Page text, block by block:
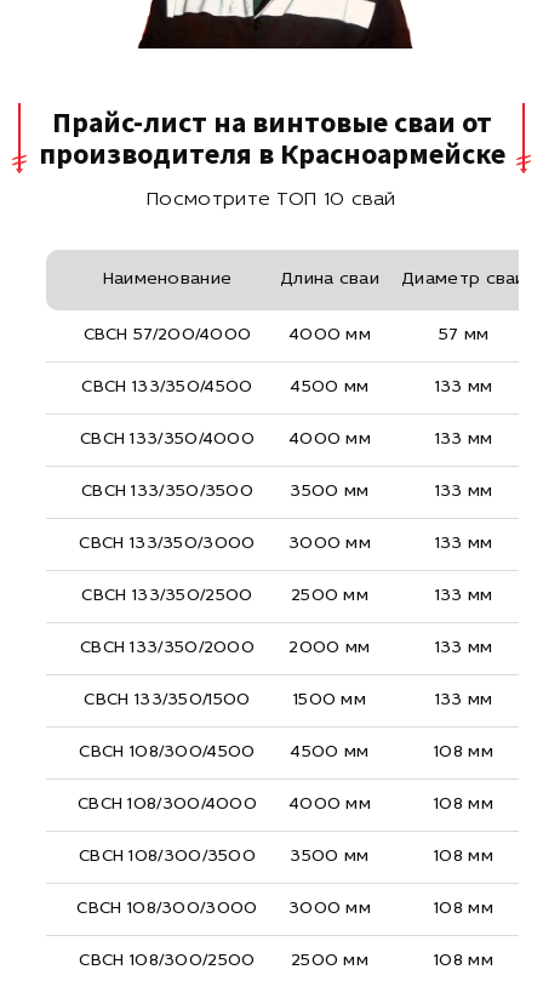
Прайс-лист на винтовые сваи от
производителя в Красноармейске
Посмотрите ТОП 10 свай
Наименование Длина сваи Диаметр сваи
СВСН 57/200/4000 4000 мм 57 мм
СВСН 133/350/4500 4500 мм 133 мм
СВСН 133/350/4000 4000 мм 133 мм
СВСН 133/350/3500 3500 мм 133 мм
СВСН 133/350/3000 3000 мм 133 мм
СВСН 133/350/2500 2500 мм 133 мм
СВСН 133/350/2000 2000 мм 133 мм
СВСН 133/350/1500 1500 мм 133 мм
СВСН 108/300/4500 4500 мм 108 мм
СВСН 108/300/4000 4000 мм 108 мм
СВСН 108/300/3500 3500 мм 108 мм
СВСН 108/300/3000 3000 мм 108 мм
СВСН 108/300/2500 2500 мм 108 мм